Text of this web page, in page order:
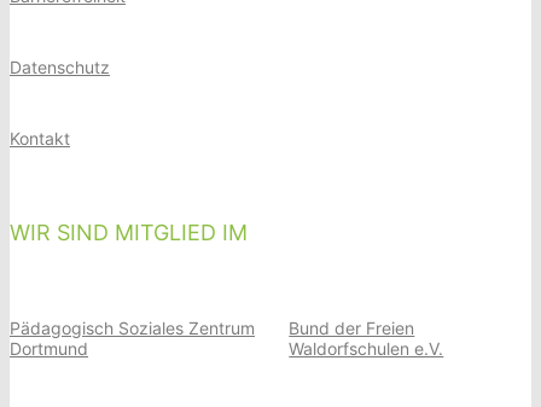
Datenschutz
Kontakt
WIR SIND MITGLIED IM
Pädagogisch Soziales Zentrum
Dortmund
Bund der Freien
Waldorfschulen e.V.